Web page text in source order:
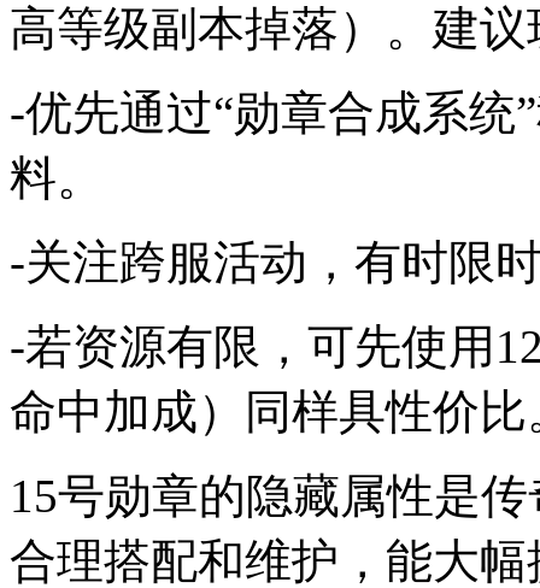
高等级副本掉落）。建议
-优先通过“勋章合成系统
料。
-关注跨服活动，有时限
-若资源有限，可先使用
命中加成）同样具性价比
15号勋章的隐藏属性是
合理搭配和维护，能大